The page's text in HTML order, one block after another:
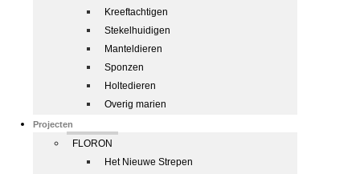
Kreeftachtigen
Stekelhuidigen
Manteldieren
Sponzen
Holtedieren
Overig marien
Projecten
FLORON
Het Nieuwe Strepen